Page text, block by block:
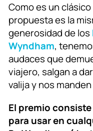
Como es un
propuesta es la
generosidad de los
Wyndham,
audaces que
viajero, salgan a
valija y nos
El premio
para usar en